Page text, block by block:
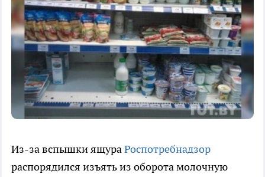
Из-за вспышки ящураРоспотребнадзор
распорядился изъять из оборота молочную